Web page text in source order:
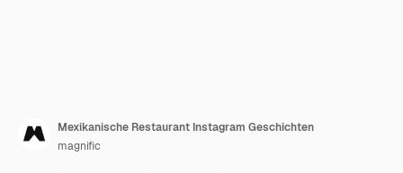
Mexikanische Restaurant Instagram Geschichten
magnific